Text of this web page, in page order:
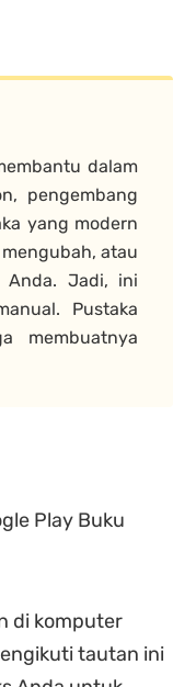
dalam
pengembang
yang modern
atau
Anda. Jadi, ini
Pustaka
membuatnya
Play Buku
di komputer
tautan ini